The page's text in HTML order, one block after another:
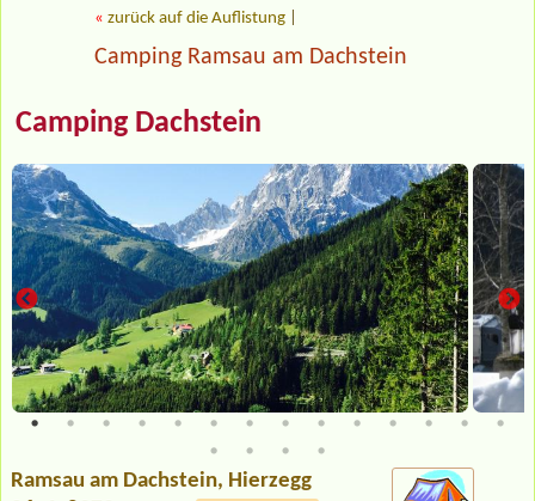
« zurück auf die Auflistung
Camping Ramsau am Dachstein
Camping Dachstein
Ramsau am Dachstein, Hierzegg